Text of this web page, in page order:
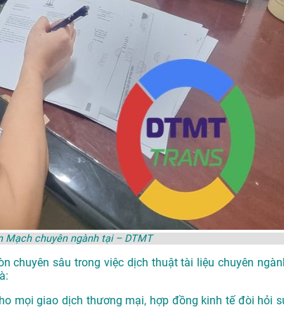
Mạch chuyên ngành tại – DTMT
chuyên sâu trong việc dịch thuật tài liệu chuyên
mọi giao dịch thương mại, hợp đồng kinh tế đòi hỏi